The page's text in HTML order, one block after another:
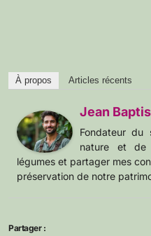
À propos Articles récents
Jean
Fondateur du
nature et de
légumes et partager mes
préservation de notre
Partager :